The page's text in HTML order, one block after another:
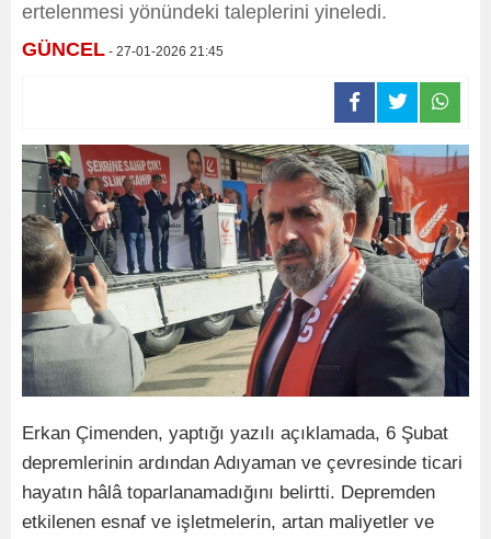
ertelenmesi yönündeki taleplerini yineledi.
GÜNCEL - 27-01-2026 21:45
Erkan Çimenden, yaptığı yazılı açıklamada, 6 Şubat
depremlerinin ardından Adıyaman ve çevresinde ticari
hayatın hâlâ toparlanamadığını belirtti. Depremden
etkilenen esnaf ve işletmelerin, artan maliyetler ve